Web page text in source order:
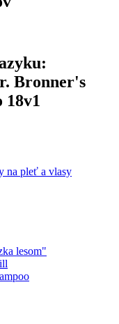
Bronner's
18v1
na pleť a vlasy
lesom"